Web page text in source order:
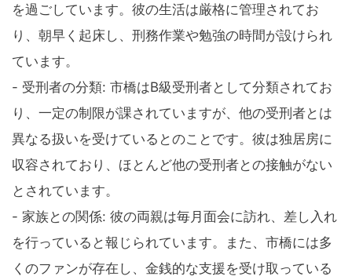
を過ごしています。彼の生活は厳格に管理されてお
り、朝早く起床し、刑務作業や勉強の時間が設けられ
ています。
- 受刑者の分類: 市橋はB級受刑者として分類されてお
り、一定の制限が課されていますが、他の受刑者とは
異なる扱いを受けているとのことです。彼は独居房に
収容されており、ほとんど他の受刑者との接触がない
とされています。
- 家族との関係: 彼の両親は毎月面会に訪れ、差し入れ
を行っていると報じられています。また、市橋には多
くのファンが存在し、金銭的な支援を受け取っている